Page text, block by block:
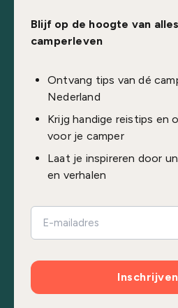
Blijf op de hoogte van
camperleven
Ontvang tips van dé
Nederland
Krijg handige reistips en
voor je camper
Laat je inspireren door
en verhalen
Inschrijven